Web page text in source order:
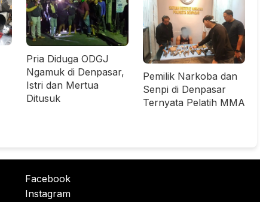
Pria Diduga ODGJ
Ngamuk di Denpasar,
Istri dan Mertua
Ditusuk
Pemilik Narkoba dan
Senpi di Denpasar
Ternyata Pelatih MMA
Facebook
Instagram